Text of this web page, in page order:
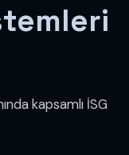
kapsamlı İSG